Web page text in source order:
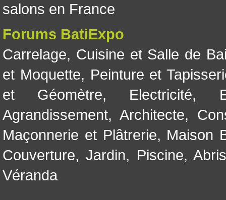
salons en France
Forums BatiExpo
Carrelage, Cuisine et Salle de
et Moquette, Peinture et
et Géomètre, Electricité,
Agrandissement, Architecte,
Maçonnerie et Plâtrerie, Maison
Couverture,Jardin, Piscine,
Véranda